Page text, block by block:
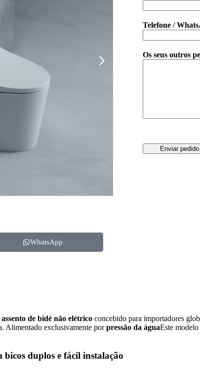
WhatsApp
Telefone /
Os seus outros
Enviar
assento de bidé não elétrico concebido para importadores
Alimentado exclusivamente porpressão da águaEste
bicos duplos e fácil instalação